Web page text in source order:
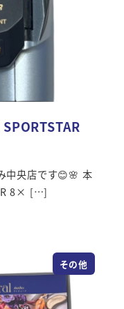
中央店です😊🌸 本
8× […]
その他